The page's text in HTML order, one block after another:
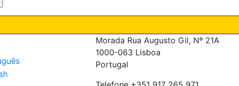
Morada Rua Augusto Gil, Nº 21A
1000-063 Lisboa
Portugal